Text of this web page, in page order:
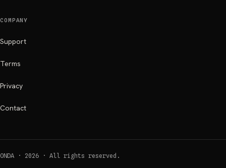
COMPANY
Support
Terms
Privacy
Contact
ONDA · 2026 · All rights reserved.